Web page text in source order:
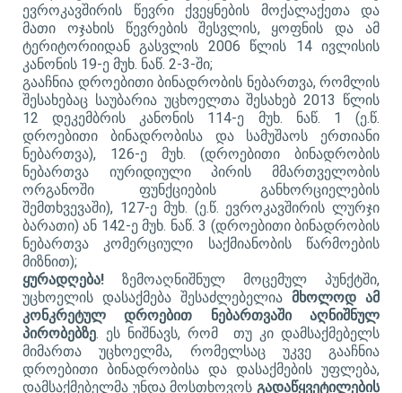
ევროკავშირის წევრი ქვეყნების მოქალაქეთა და
მათი ოჯახის წევრების შესვლის, ყოფნის და ამ
ტერიტორიიდან გასვლის 2006 წლის 14 ივლისის
კანონის 19-ე მუხ. ნაწ. 2-3-ში;
გააჩნია დროებითი ბინადრობის ნებართვა, რომლის
შესახებაც საუბარია უცხოელთა შესახებ 2013 წლის
12 დეკემბრის კანონის 114-ე მუხ. ნაწ. 1 (ე.წ.
დროებითი ბინადრობისა და სამუშაოს ერთიანი
ნებართვა), 126-ე მუხ. (დროებითი ბინადრობის
ნებართვა იურიდიული პირის მმართველობის
ორგანოში ფუნქციების განხორციელების
შემთხვევაში), 127-ე მუხ. (ე.წ. ევროკავშირის ლურჯი
ბარათი) ან 142-ე მუხ. ნაწ. 3 (დროებითი ბინადრობის
ნებართვა კომერციული საქმიანობის წარმოების
მიზნით);
ყურადღება! ზემოაღნიშნულ მოცემულ პუნქტში,
უცხოელის დასაქმება შესაძლებელია მხოლოდ ამ
კონკრეტულ დროებით ნებართვაში აღნიშნულ
პირობებზე. ეს ნიშნავს, რომ თუ კი დამსაქმებელს
მიმართა უცხოელმა, რომელსაც უკვე გააჩნია
დროებითი ბინადრობისა და დასაქმების უფლება,
დამსაქმებელმა უნდა მოსთხოვოს გადაწყვეტილების